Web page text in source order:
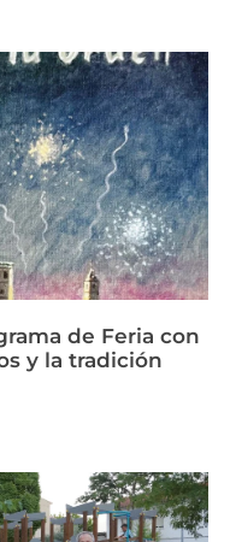
de Feria con
y la tradición